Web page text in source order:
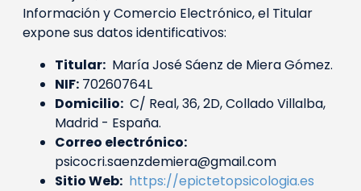
Información y Comercio Electrónico, el Titular
expone sus datos identificativos:
Titular: María José Sáenz de Miera Gómez.
NIF: 70260764L
Domicilio: C/ Real, 36, 2D, Collado Villalba,
Madrid - España.
Correo electrónico:
psicocri.saenzdemiera@gmail.com
Sitio Web: https://epictetopsicologia.es